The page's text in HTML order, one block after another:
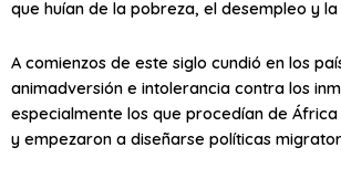
que huían de la pobreza, el desempleo y la
A comienzos de este siglo cundió en los
animadversión e intolerancia contra los
especialmente los que procedían de África
y empezaron a diseñarse políticas